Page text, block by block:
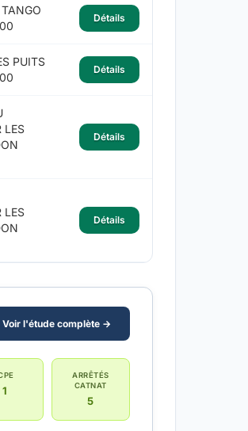
Détails
PUITS
Détails
LES
Détails
LES
Détails
Voir l'étude complète →
1
ARRÊTÉS
CATNAT
5